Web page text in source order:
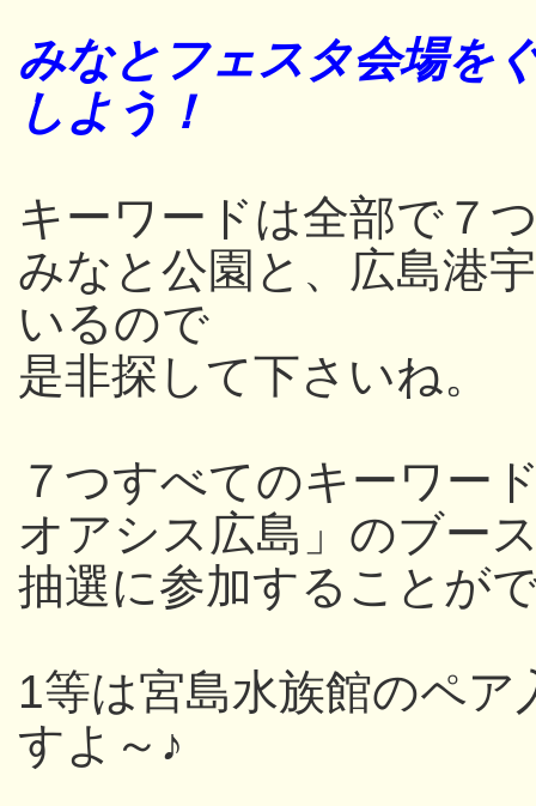
みなとフェスタ会場を
しよう！
キーワードは全部
みなと公園と、広島港
いるので
是非探して下さいね。
７つすべてのキーワー
オアシス広島」のブー
抽選に参加することが
1等は宮島水族館のペ
すよ～♪